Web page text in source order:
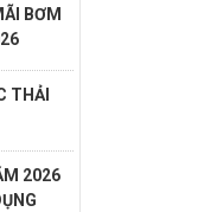
BƠM
THẢI
2026